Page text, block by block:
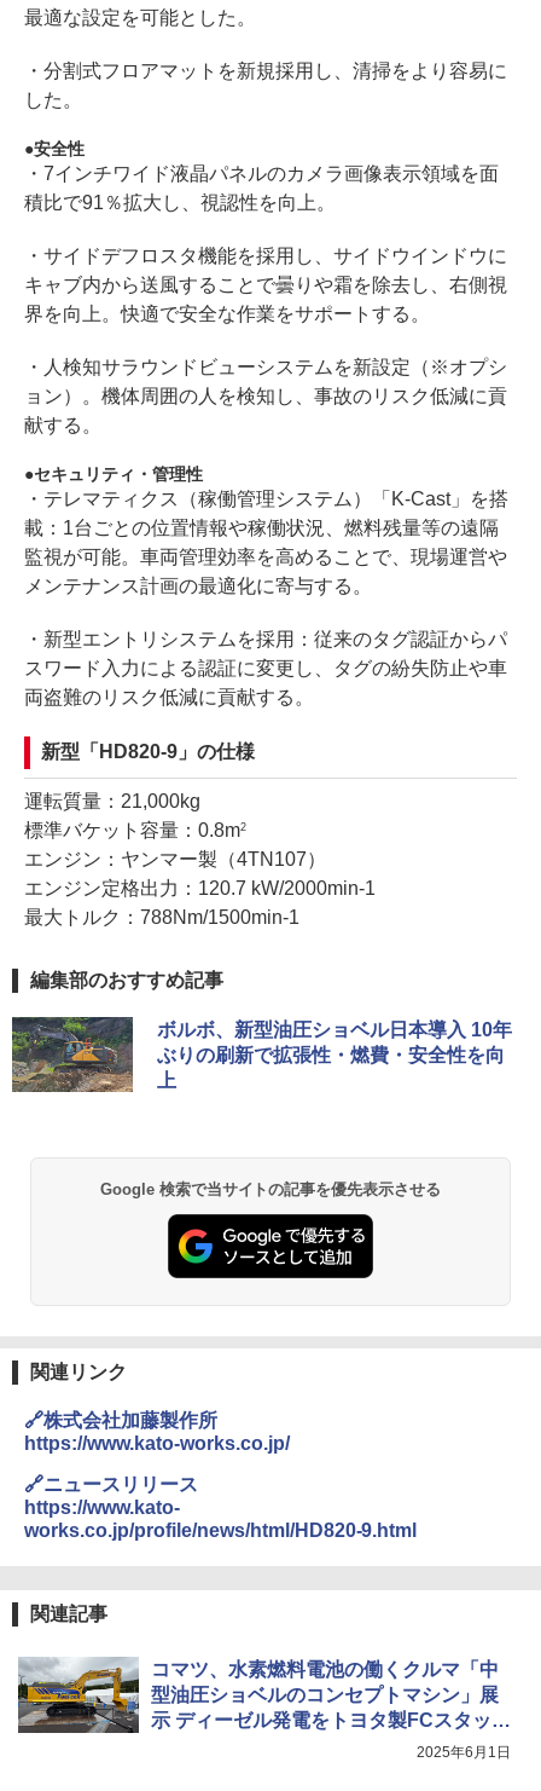
最適な設定を可能とした。
・分割式フロアマットを新規採用し、清掃をより容易に
した。
安全性
・7インチワイド液晶パネルのカメラ画像表示領域を面
積比で91％拡大し、視認性を向上。
・サイドデフロスタ機能を採用し、サイドウインドウに
キャブ内から送風することで曇りや霜を除去し、右側視
界を向上。快適で安全な作業をサポートする。
・人検知サラウンドビューシステムを新設定（※オプシ
ョン）。機体周囲の人を検知し、事故のリスク低減に貢
献する。
セキュリティ・管理性
・テレマティクス（稼働管理システム）「K-Cast」を搭
載：1台ごとの位置情報や稼働状況、燃料残量等の遠隔
監視が可能。車両管理効率を高めることで、現場運営や
メンテナンス計画の最適化に寄与する。
・新型エントリシステムを採用：従来のタグ認証からパ
スワード入力による認証に変更し、タグの紛失防止や車
両盗難のリスク低減に貢献する。
新型「HD820-9」の仕様
運転質量：21,000kg
標準バケット容量：0.8m2
エンジン：ヤンマー製（4TN107）
エンジン定格出力：120.7 kW/2000min-1
最大トルク：788Nm/1500min-1
編集部のおすすめ記事
ボルボ、新型油圧ショベル日本導入 10年
ぶりの刷新で拡張性・燃費・安全性を向
上
Google 検索で当サイトの記事を優先表示させる
関連リンク
🔗株式会社加藤製作所
https://www.kato-works.co.jp/
🔗ニュースリリース
https://www.kato-
works.co.jp/profile/news/html/HD820-9.html
関連記事
コマツ、水素燃料電池の働くクルマ「中
型油圧ショベルのコンセプトマシン」展
示 ディーゼル発電をトヨタ製FCスタック
2025年6月1日